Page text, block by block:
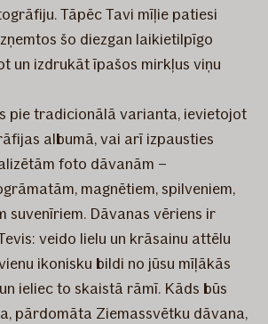
Tāpēc Tavi mīļie patiesi
šo diezgan laikietilpīgo
un izdrukāt īpašos mirkļus viņu
pie tradicionālā varianta, ievietojot
albumā, vai arī izpausties
foto dāvanām –
magnētiem, spilveniem,
suvenīriem. Dāvanas vēriens ir
veido lielu un krāsainu attēlu
ikonisku bildi no jūsu mīļākās
ieliec to skaistā rāmī. Kāds būs
pārdomāta Ziemassvētku dāvana,